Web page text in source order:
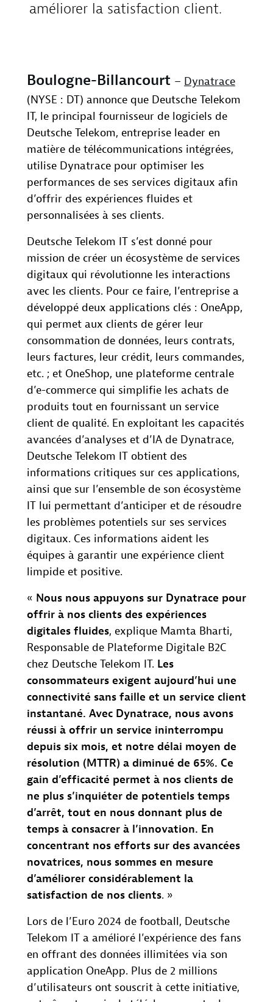
améliorer la satisfaction client.
Boulogne-Billancourt – Dynatrace
(NYSE : DT) annonce que Deutsche Telekom
IT, le principal fournisseur de logiciels de
Deutsche Telekom, entreprise leader en
matière de télécommunications intégrées,
utilise Dynatrace pour optimiser les
performances de ses services digitaux afin
d’offrir des expériences fluides et
personnalisées à ses clients.
Deutsche Telekom IT s’est donné pour
mission de créer un écosystème de services
digitaux qui révolutionne les interactions
avec les clients. Pour ce faire, l’entreprise a
développé deux applications clés : OneApp,
qui permet aux clients de gérer leur
consommation de données, leurs contrats,
leurs factures, leur crédit, leurs commandes,
etc. ; et OneShop, une plateforme centrale
d’e-commerce qui simplifie les achats de
produits tout en fournissant un service
client de qualité. En exploitant les capacités
avancées d’analyses et d’IA de Dynatrace,
Deutsche Telekom IT obtient des
informations critiques sur ces applications,
ainsi que sur l’ensemble de son écosystème
IT lui permettant d’anticiper et de résoudre
les problèmes potentiels sur ses services
digitaux. Ces informations aident les
équipes à garantir une expérience client
limpide et positive.
« Nous nous appuyons sur Dynatrace pour
offrir à nos clients des expériences
digitales fluides, explique Mamta Bharti,
Responsable de Plateforme Digitale B2C
chez Deutsche Telekom IT. Les
consommateurs exigent aujourd’hui une
connectivité sans faille et un service client
instantané. Avec Dynatrace, nous avons
réussi à offrir un service ininterrompu
depuis six mois, et notre délai moyen de
résolution (MTTR) a diminué de 65%. Ce
gain d’efficacité permet à nos clients de
ne plus s’inquiéter de potentiels temps
d’arrêt, tout en nous donnant plus de
temps à consacrer à l’innovation. En
concentrant nos efforts sur des avancées
novatrices, nous sommes en mesure
d’améliorer considérablement la
satisfaction de nos clients. »
Lors de l’Euro 2024 de football, Deutsche
Telekom IT a amélioré l’expérience des fans
en offrant des données illimitées via son
application OneApp. Plus de 2 millions
d’utilisateurs ont souscrit à cette initiative,